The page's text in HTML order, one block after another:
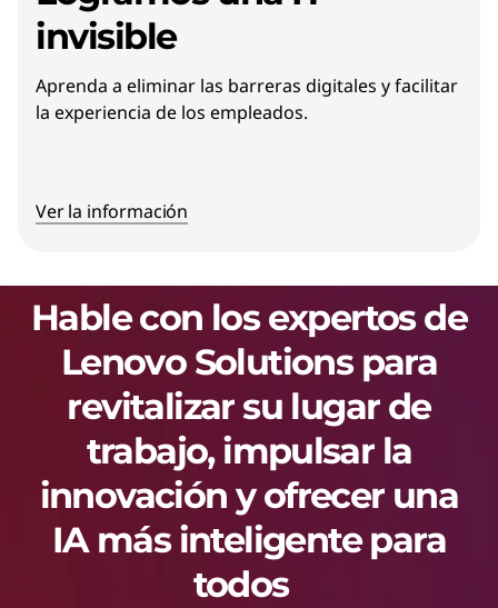
invisible
Aprenda a eliminar las barreras digitales y facilitar
la experiencia de los empleados.
Ver la información
Hable con los expertos de
Lenovo Solutions para
revitalizar su lugar de
trabajo, impulsar la
innovación y ofrecer una
IA más inteligente para
todos